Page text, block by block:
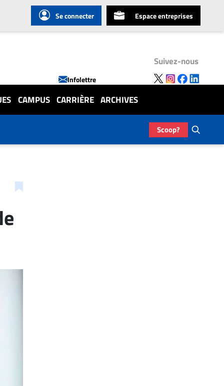
Se connecter Espace entreprises
Infolettre
Suivez-nous
CAMPUS CARRIÈRE ARCHIVES
Scoop?